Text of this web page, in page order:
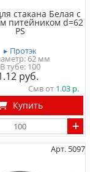
стакана Белая с
питейником d=62
PS
▸ Протэк
62 мм
В тубе 100
Смв от 1.03
Купить
Арт. 5097